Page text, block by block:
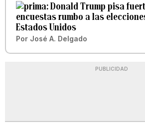
Donald Trump pisa
encuestas rumbo a las
Estados Unidos
Por José A. Delgado
PUBLICIDAD